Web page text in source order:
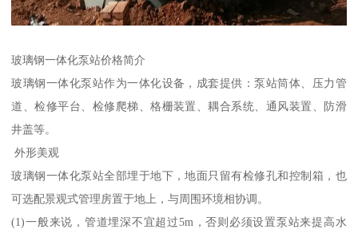
玻璃钢一体化泵站价格简介
玻璃钢一体化泵站作为一体化设备，成套提供：泵站筒体、压力管
道、检修平台、检修爬梯、格栅装置、耦合系统、通风装置、防滑
井盖等。
外形美观
玻璃钢一体化泵站全部埋于地下，地面只留有检修孔和控制箱，也
可选配景观式管理房置于地上，与周围环境相协调。
(1)一般来说，管道埋深不宜超过5m，否则必须设置泵站来提高水